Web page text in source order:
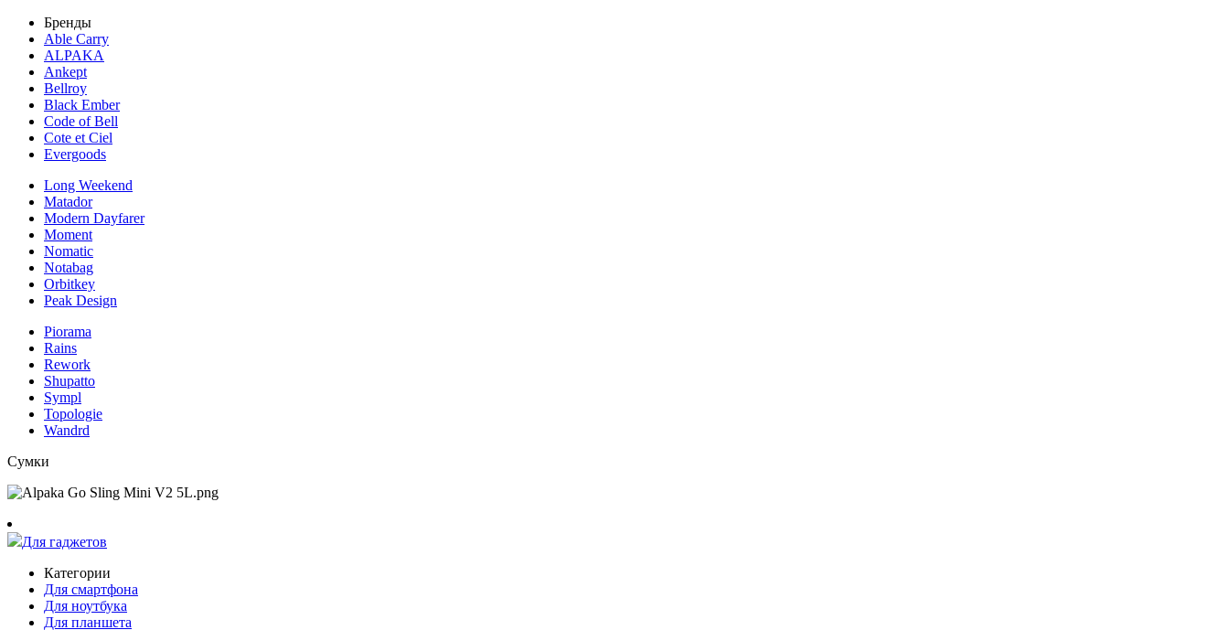
Бренды
Able Carry
ALPAKA
Ankept
Bellroy
Black Ember
Code of Bell
Cote et Ciel
Evergoods
Long Weekend
Matador
Modern Dayfarer
Moment
Nomatic
Notabag
Orbitkey
Peak Design
Piorama
Rains
Rework
Shupatto
Sympl
Topologie
Wandrd
Сумки
Для гаджетов
Категории
Для смартфона
Для ноутбука
Для планшета